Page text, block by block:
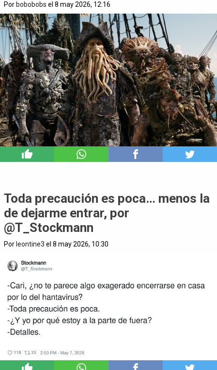
Por bobobobs el 8 may 2026, 12:16
Toda precaución es poca… menos la
de dejarme entrar, por
@T_Stockmann
Por leontine3 el 8 may 2026, 10:30